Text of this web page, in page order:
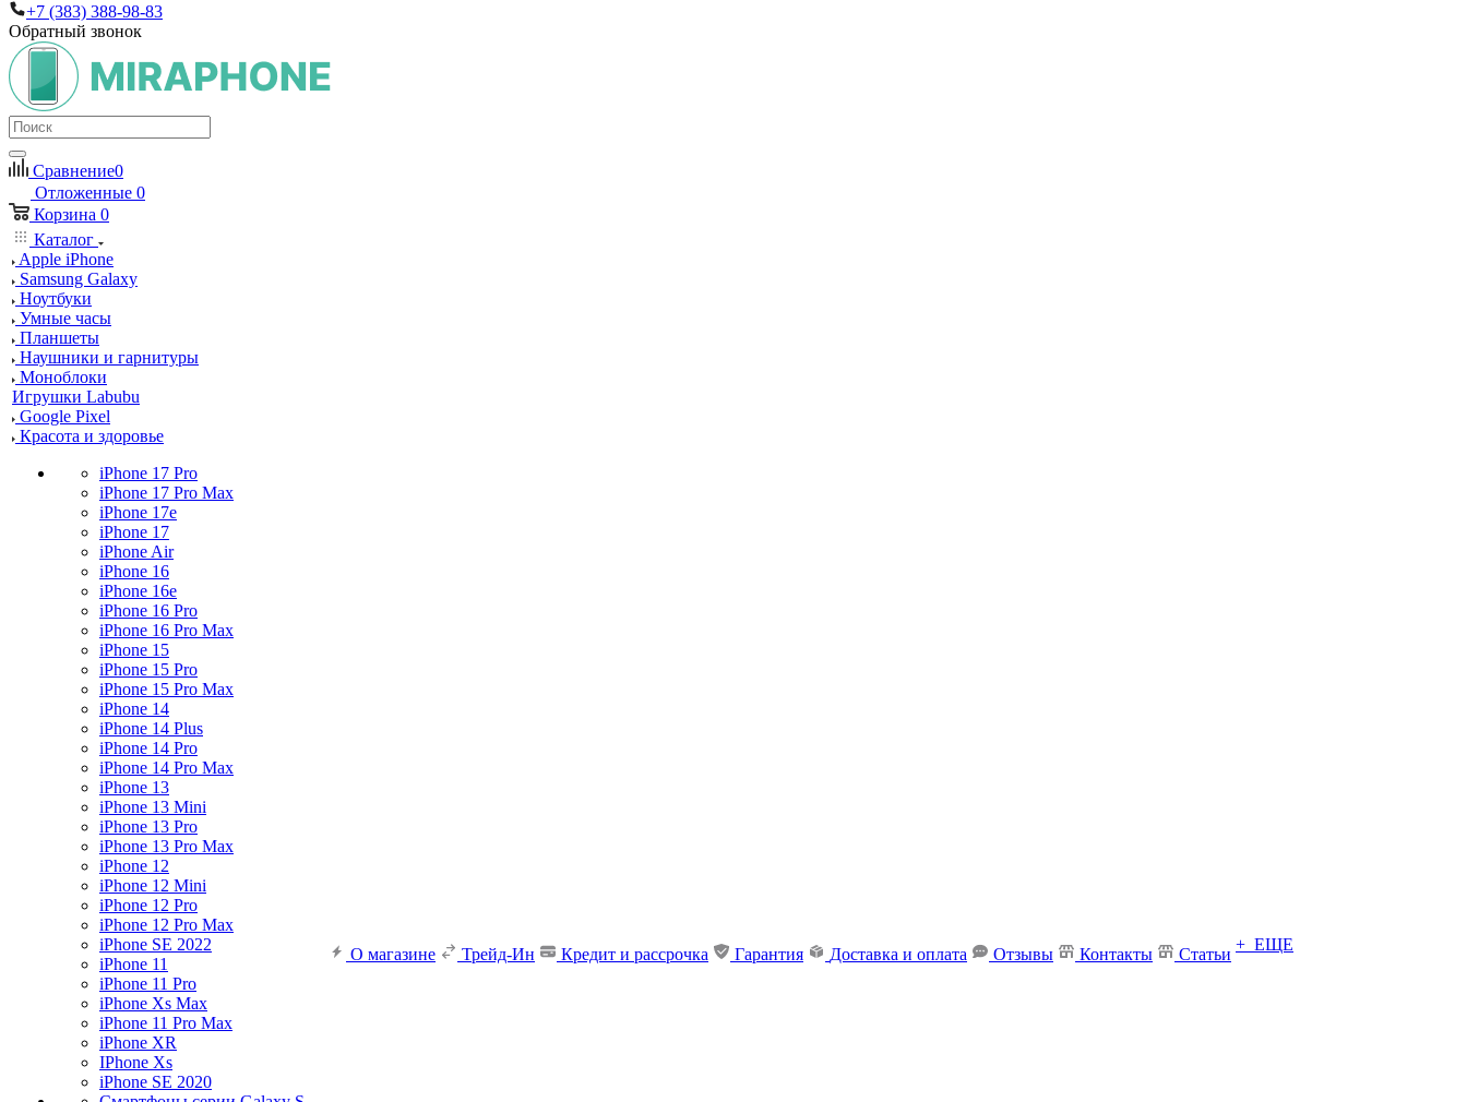
+7 (383) 388-98-83
Обратный звонок
Сравнение0
Отложенные 0
Корзина 0
Каталог
Apple iPhone
Samsung Galaxy
Ноутбуки
Умные часы
Планшеты
Наушники и гарнитуры
Моноблоки
Игрушки Labubu
Google Pixel
Красота и здоровье
iPhone 17 Pro
iPhone 17 Pro Max
iPhone 17e
iPhone 17
iPhone Air
iPhone 16
iPhone 16e
iPhone 16 Pro
iPhone 16 Pro Max
iPhone 15
iPhone 15 Pro
iPhone 15 Pro Max
iPhone 14
iPhone 14 Plus
iPhone 14 Pro
iPhone 14 Pro Max
iPhone 13
iPhone 13 Mini
iPhone 13 Pro
iPhone 13 Pro Max
iPhone 12
iPhone 12 Mini
iPhone 12 Pro
iPhone 12 Pro Max
iPhone SE 2022
iPhone 11
iPhone 11 Pro
iPhone Xs Max
iPhone 11 Pro Max
iPhone XR
IPhone Xs
iPhone SE 2020
О магазине Трейд-Ин Кредит и рассрочка Гарантия Доставка и оплата Отзывы Контакты Статьи
+ ЕЩЕ